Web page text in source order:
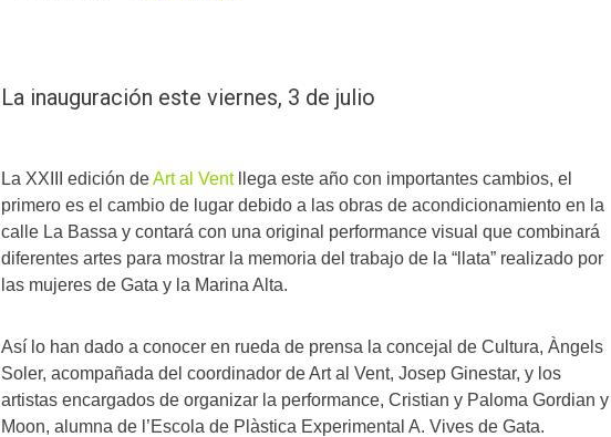
La inauguración este viernes, 3 de julio
La XXIII edición deArt al Ventllega este año con importantes cambios, el
primero es el cambio de lugar debido a las obras de acondicionamiento en la
calle La Bassa y contará con una original performance visual que combinará
diferentes artes para mostrar la memoria del trabajo de la “llata” realizado por
las mujeres de Gata y la Marina Alta.
Así lo han dado a conocer en rueda de prensa la concejal de Cultura, Àngels
Soler, acompañada del coordinador de Art al Vent, Josep Ginestar, y los
artistas encargados de organizar la performance, Cristian y Paloma Gordian y
Moon, alumna de l’Escola de Plàstica Experimental A. Vives de Gata.